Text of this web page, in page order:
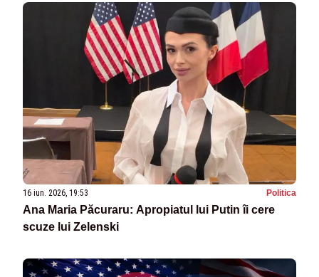
16 iun. 2026, 19:53 Politica
Ana Maria Păcuraru: Apropiatul lui Putin îi cere
scuze lui Zelenski